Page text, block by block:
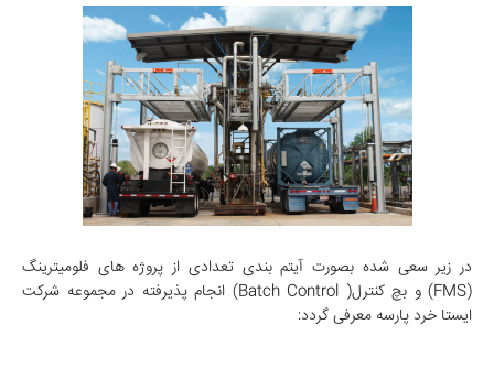
در زیر سعی شده بصورت آیتم بندی تعدادی از پروژه های فلومیترینگ
(FMS) و بچ کنترل( Batch Control)
انجام پذیرفته در مجموعه شرکت
ایستا خرد پارسه معرفی گردد: